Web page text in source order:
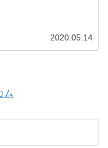
2020.05.14